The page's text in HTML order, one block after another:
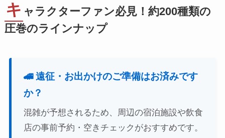
キ ャラクターファン必見！約200種類の
圧巻のラインナップ
🚄 遠征・お出かけのご準備はお済みです
か？
混雑が予想されるため、周辺の宿泊施設や飲食
店の事前予約・空きチェックがおすすめです。